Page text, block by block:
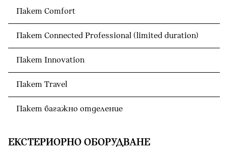
Пакет Comfort
Пакет Connected Professional (limited duration)
Пакет Innovation
Пакет Travel
Пакет багажно отделение
ЕКСТЕРИОРНО ОБОРУДВАНЕ